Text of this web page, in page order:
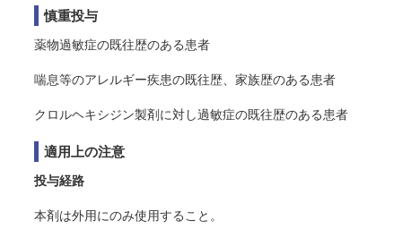
慎重投与
薬物過敏症の既往歴のある患者
喘息等のアレルギー疾患の既往歴、家族歴のある患者
クロルヘキシジン製剤に対し過敏症の既往歴のある患者
適用上の注意
投与経路
本剤は外用にのみ使用すること。